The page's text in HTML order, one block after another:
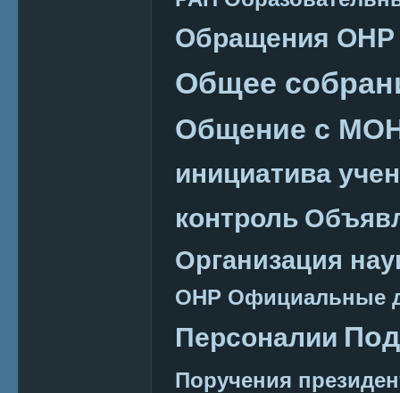
Обращения ОНР
Общее
Общение с
инициатива
контроль
Организация
ОНР Официальные
Персоналии
Поручения